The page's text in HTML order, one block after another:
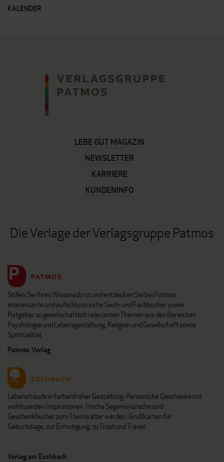
KALENDER
LEBE GUT MAGAZIN
NEWSLETTER
KARRIERE
KUNDENINFO
Die Verlage der Verlagsgruppe Patmos
Stillen Sie Ihren Wissensdurst und entdecken Sie bei Patmos
interessante und aufschlussreiche Sach- und Fachbücher sowie
Ratgeber zu gesellschaftlich relevanten Themen aus den Bereichen
Psychologie und Lebensgestaltung, Religion und Gesellschaft sowie
Spiritualität.
Patmos Verlag
Lebensfreude in farbenfroher Gestaltung: Persönliche Geschenke mit
wohltuenden Inspirationen. Irische Segenswünsche und
Geschenkbücher zum Thema älter werden. Grußkarten für
Geburtstage, zur Ermutigung, zu Trost und Trauer.
Verlag am Eschbach